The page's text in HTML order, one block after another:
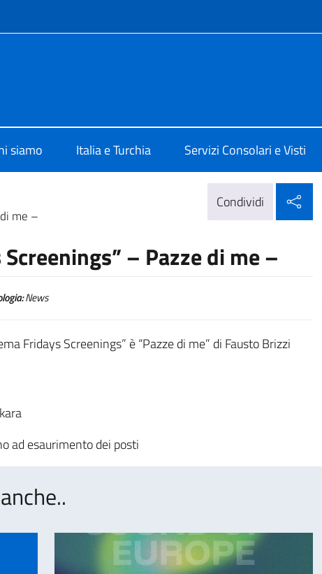
siamo Italia e Turchia Servizi Consolari e Visti
me –
Condividi
– Pazze di me –
News
Fridays Screenings” è “Pazze di me” di Fausto Brizzi
ad esaurimento dei posti